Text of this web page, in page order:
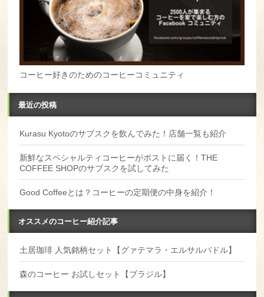
コーヒー好きのためのコーヒーコミュニティ
最近の投稿
Kurasu Kyotoのサブスクを飲んでみた！店舗一覧も紹介
新鮮なスペシャルティコーヒーがポストに届く！THE
COFFEE SHOPのサブスクを試してみた
Good Coffeeとは？コーヒーの定期便の中身を紹介！
オススメのコーヒー紹介記事
土居珈琲 人気銘柄セット【グァテマラ・エルサルバドル】
森のコーヒー お試しセット【ブラジル】